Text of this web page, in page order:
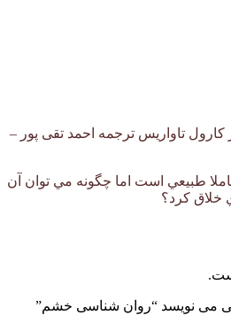
تاواریس ترجمه احمد تقی پور –
طبيعي است اما چگونه مي توان آن
خلاق كرد؟
می نویسد “روان شناسی خشم”